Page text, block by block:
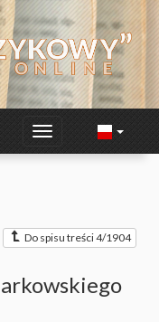
Do spisu treści 4/1904